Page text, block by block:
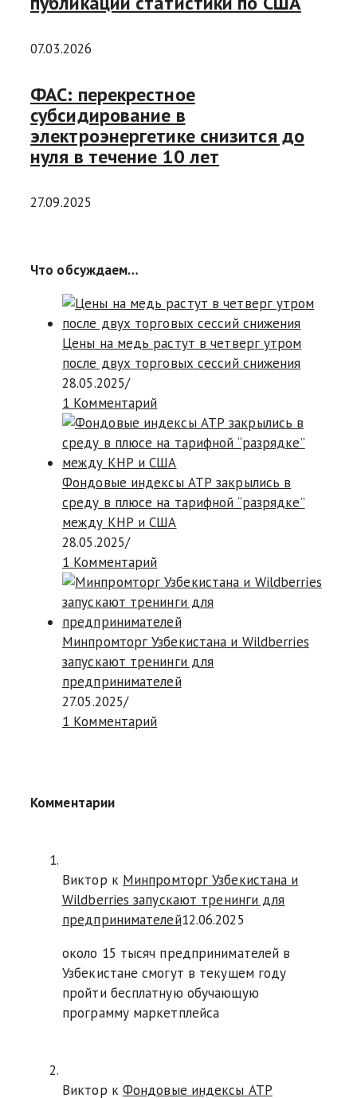
07.03.2026
ФАС: перекрестное
субсидирование в
электроэнергетике снизится до
нуля в течение 10 лет
27.09.2025
Что обсуждаем…
Цены на медь растут в четверг утром
после двух торговых сессий снижения
28.05.2025/
1 Комментарий
Фондовые индексы АТР закрылись в
среду в плюсе на тарифной “разрядке”
между КНР и США
28.05.2025/
1 Комментарий
Минпромторг Узбекистана и Wildberries
запускают тренинги для
предпринимателей
27.05.2025/
1 Комментарий
Комментарии
Виктор к Минпромторг Узбекистана и
Wildberries запускают тренинги для
предпринимателей12.06.2025
около 15 тысяч предпринимателей в
Узбекистане смогут в текущем году
пройти бесплатную обучающую
программу маркетплейса
Виктор к Фондовые индексы АТР